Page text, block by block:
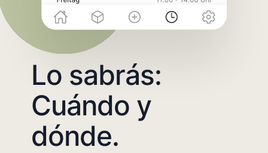
Lo sabrás:
Cuándo y
dónde.